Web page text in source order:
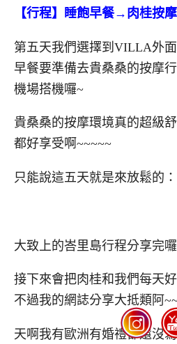
【行程】睡飽早餐→肉桂按
第五天我們選擇到VILLA外
早餐要準備去貴桑桑的按摩
機場搭機囉~
貴桑桑的按摩環境真的超級
都好享受啊~~~~~
只能說這五天就是來放鬆的
大致上的峇里島行程分享完囉
接下來會把肉桂和我們每天
不過我的網誌分享大抵類阿
天啊我有歐洲有婚禮都還沒